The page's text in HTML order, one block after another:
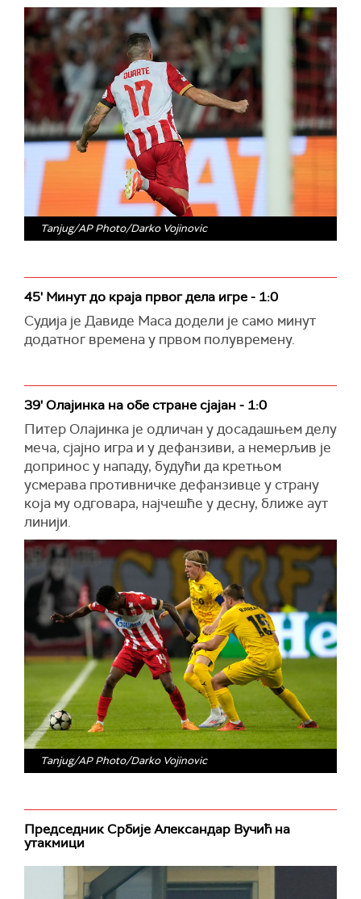
Tanjug/AP Photo/Darko Vojinovic
45' Минут до краја првог дела игре - 1:0
Судија је Давиде Маса додели је само минут
додатног времена у првом полувремену.
39' Олајинка на обе стране сјајан - 1:0
Питер Олајинка је одличан у досадашњем делу
меча, сјајно игра и у дефанзиви, а немерљив је
допринос у нападу, будући да кретњом
усмерава противничке дефанзивце у страну
која му одговара, најчешће у десну, ближе аут
линији.
Tanjug/AP Photo/Darko Vojinovic
Председник Србије Александар Вучић на
утакмици